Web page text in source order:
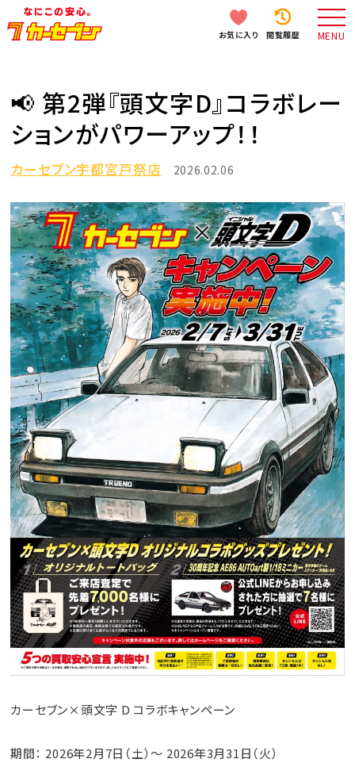
お気に入り 閲覧履歴 MENU
📢 第2弾『頭文字D』コラボレー
ションがパワーアップ！！
カーセブン宇都宮戸祭店 2026.02.06
カーセブン×頭文字 D コラボキャンペーン
期間： 2026年2月7日（土）〜 2026年3月31日（火）